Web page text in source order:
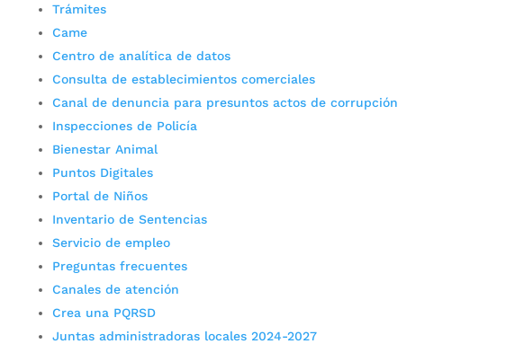
Trámites
Came
Centro de analítica de datos
Consulta de establecimientos comerciales
Canal de denuncia para presuntos actos de corrupción
Inspecciones de Policía
Bienestar Animal
Puntos Digitales
Portal de Niños
Inventario de Sentencias
Servicio de empleo
Preguntas frecuentes
Canales de atención
Crea una PQRSD
Juntas administradoras locales 2024-2027